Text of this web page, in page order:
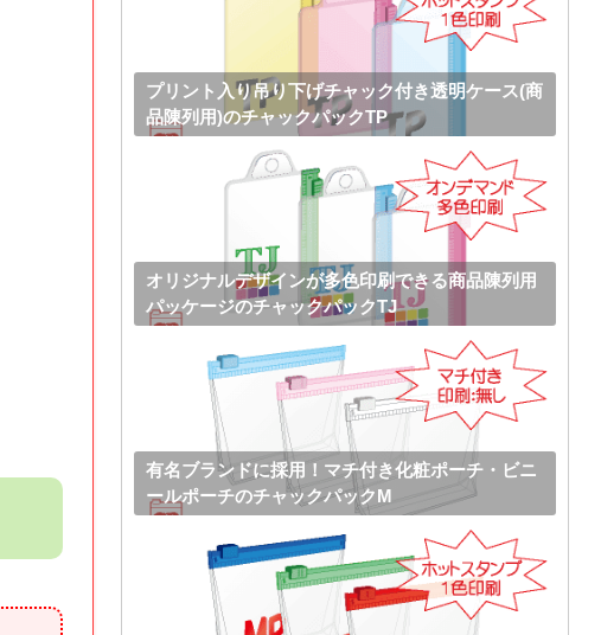
プリント入り吊り下げチャック付き透明ケース(商
品陳列用)のチャックパックTP
オリジナルデザインが多色印刷できる商品陳列用
パッケージのチャックパックTJ
有名ブランドに採用！マチ付き化粧ポーチ・ビニ
ールポーチのチャックパックM